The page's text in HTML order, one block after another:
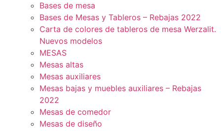
Bases de mesa
Bases de Mesas y Tableros – Rebajas 2022
Carta de colores de tableros de mesa Werzalit.
Nuevos modelos
MESAS
Mesas altas
Mesas auxiliares
Mesas bajas y muebles auxiliares – Rebajas
2022
Mesas de comedor
Mesas de diseño